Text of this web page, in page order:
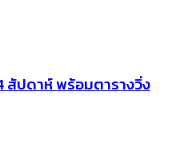
สัปดาห์ พร้อมตารางวิ่ง